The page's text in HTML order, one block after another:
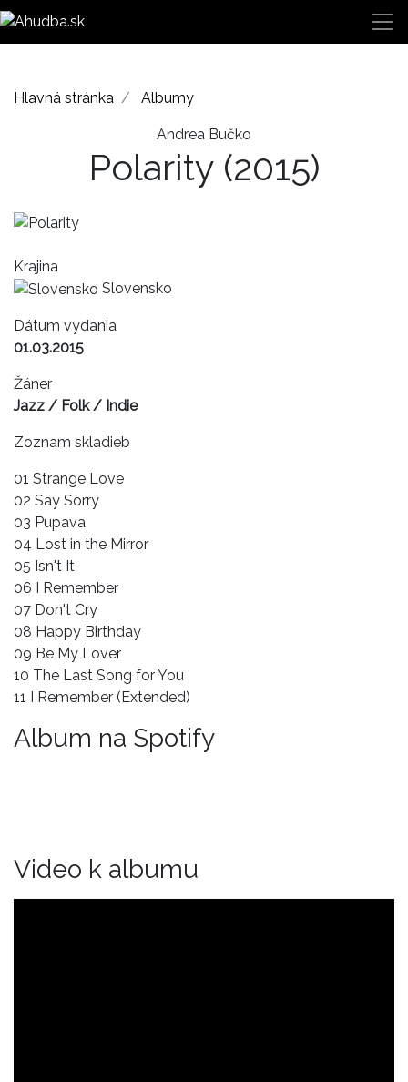
Hlavná stránka Albumy
Andrea Bučko
Polarity (2015)
Krajina
Slovensko
Dátum vydania
01.03.2015
Žáner
Jazz / Folk / Indie
Zoznam skladieb
01 Strange Love
02 Say Sorry
03 Pupava
04 Lost in the Mirror
05 Isn't It
06 I Remember
07 Don't Cry
08 Happy Birthday
09 Be My Lover
10 The Last Song for You
11 I Remember (Extended)
Album na Spotify
Video k albumu